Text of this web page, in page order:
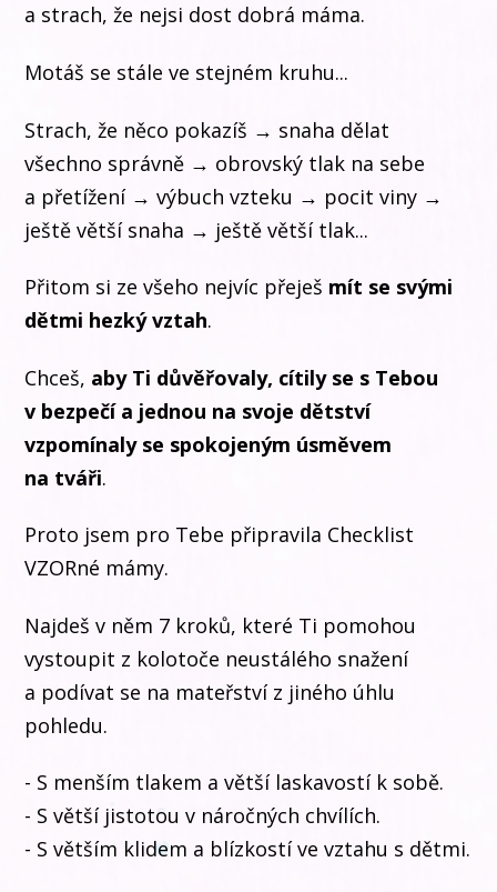
a strach, že nejsi dost dobrá máma.
Motáš se stále ve stejném kruhu...
Strach, že něco pokazíš → snaha dělat
všechno správně → obrovský tlak na sebe
a přetížení → výbuch vzteku → pocit viny →
ještě větší snaha → ještě větší tlak...
Přitom si ze všeho nejvíc přeješ mít se svými
dětmi hezký vztah.
Chceš, aby Ti důvěřovaly, cítily se s Tebou
v bezpečí a jednou na svoje dětství
vzpomínaly se spokojeným úsměvem
na tváři.
Proto jsem pro Tebe připravila Checklist
VZORné mámy.
Najdeš v něm 7 kroků, které Ti pomohou
vystoupit z kolotoče neustálého snažení
a podívat se na mateřství z jiného úhlu
pohledu.
- S menším tlakem a větší laskavostí k sobě.
- S větší jistotou v náročných chvílích.
- S větším klidem a blízkostí ve vztahu s dětmi.